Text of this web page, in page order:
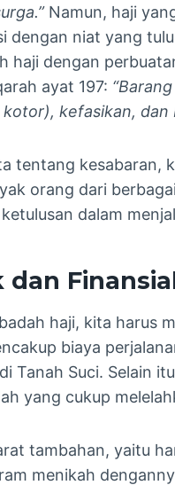
Namun, haji
dengan niat yang
haji dengan
ayat 197:
kefasikan, dan
tentang kesabaran,
orang dari
dalam
dan
haji, kita harus
biaya
Tanah Suci. Selain
yang cukup
tambahan, yaitu
menikah